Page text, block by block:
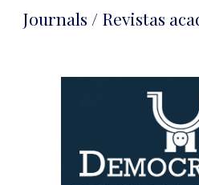
Journals / Revistas